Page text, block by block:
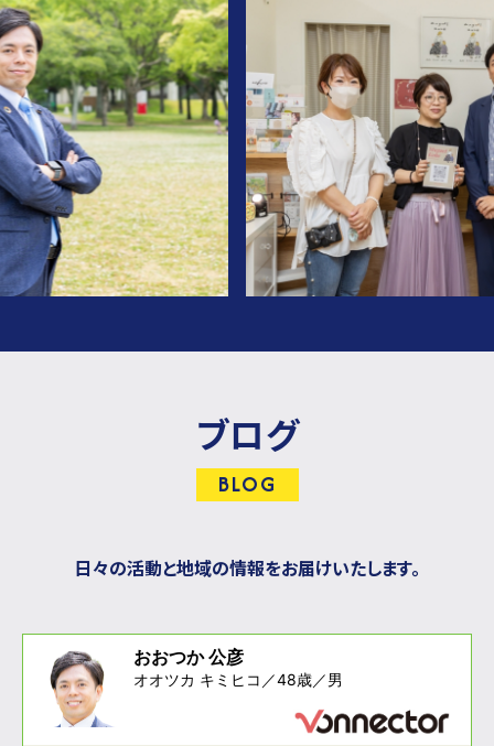
BLOG
ブログ
日々の活動と地域の情報をお届けいたします。